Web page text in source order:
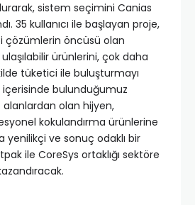
sistem seçimini Canias
35 kullanıcı ile başlayan proje,
çözümlerin öncüsü olan
ulaşılabilir ürünlerini, çok daha
tüketici ile buluşturmayı
içerisinde bulunduğumuz
olan hijyen,
kokulandırma ürünlerine
yenilikçi ve sonuç odaklı bir
ile CoreSys ortaklığı sektöre